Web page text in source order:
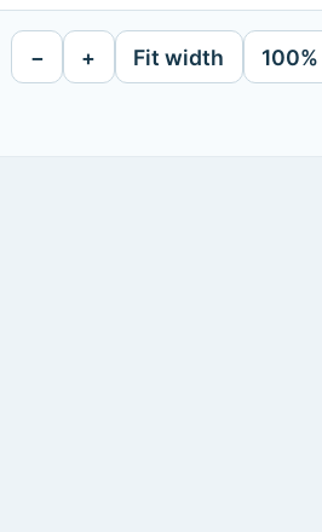
− + Fit width 100%